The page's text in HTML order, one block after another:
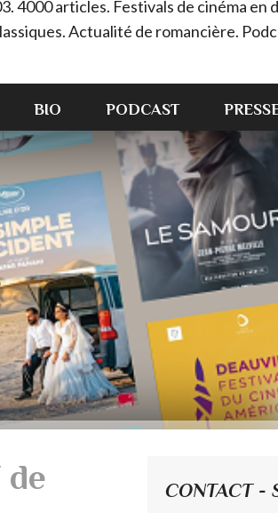
4000 articles. Festivals de cinéma en
Actualité de romancière.
BIO PODCAST
de
CONTACT -